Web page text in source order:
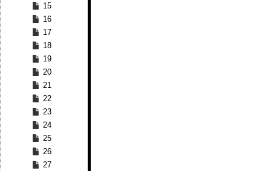
15
16
17
18
19
20
21
22
23
24
25
26
27